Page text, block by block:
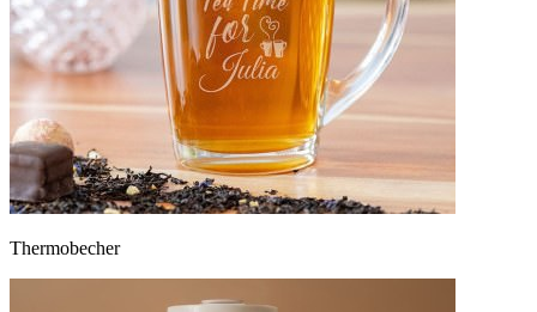
Thermobecher